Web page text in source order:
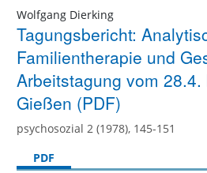
Wolfgang Dierking
Tagungsbericht:
Familientherapie und
Arbeitstagung vom
Gießen (PDF)
psychosozial 2 (1978), 145-151
PDF